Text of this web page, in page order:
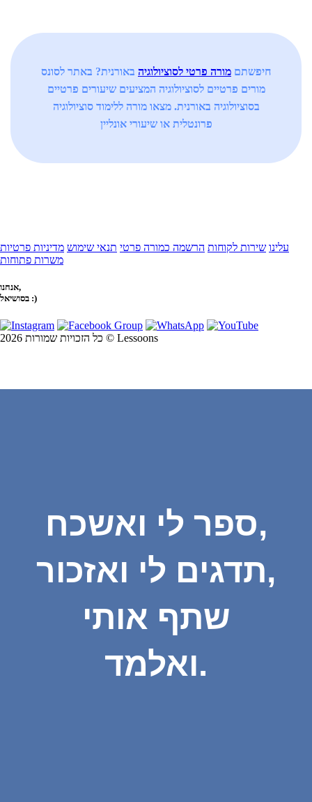
חיפשתם מורה פרטי לסוציולוגיה באורנית? באתר לסונס
מורים פרטיים לסוציולוגיה המציעים שיעורים פרטיים
בסוציולוגיה באורנית. מצאו מורה ללימוד סוציולוגיה
פרונטלית או שיעורי אונליין
עלינו שירות לקוחות הרשמה כמורה פרטי תנאי שימוש מדיניות פרטיות
משרות פתוחות
אנחנו,
בסושיאל :)
כל הזכויות שמורות 2026 © Lessoons
ספר לי ואשכח,
תדגים לי ואזכור,
שתף אותי
ואלמד.